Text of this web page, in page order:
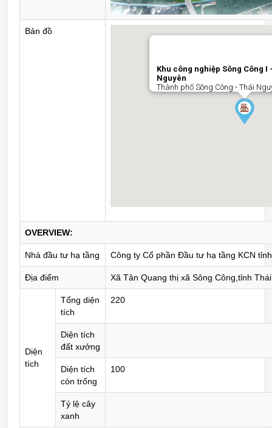
Bản đồ
Khu công nghiệp Sông Công I
Nguyên
Thành phố Sông Công - Thái
OVERVIEW:
Nhà đầu tư hạ tầng Công ty Cổ phần Đầu tư hạ tầng KCN
Địa điểm Xã Tân Quang thị xã Sông Công,tỉnh
Diện
tích
Tổng diện
tích
220
Diện tích
đất xưởng
Diện tích
còn trống
100
Tỷ lệ cây
xanh